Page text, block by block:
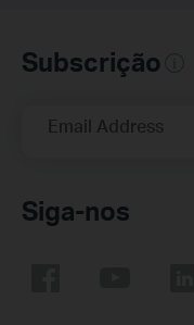
Subscrição
Email Address
Siga-nos